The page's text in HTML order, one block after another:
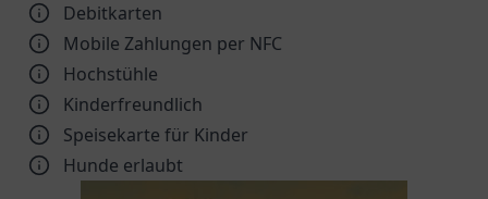
Debitkarten
Mobile Zahlungen per NFC
Hochstühle
Kinder­freundlich
Speisekarte für Kinder
Hunde erlaubt